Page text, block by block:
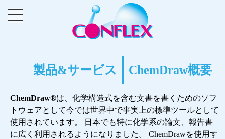
製品&サービス ChemDraw概要
ChemDraw®は、化学構造式を含む文書を書くためのソフ
トウェアとして今では世界中で事実上の標準ツールとして
使用されています。 日本でも特に化学系の論文、報告書
に広く利用されるようになりました。 ChemDrawを使用す